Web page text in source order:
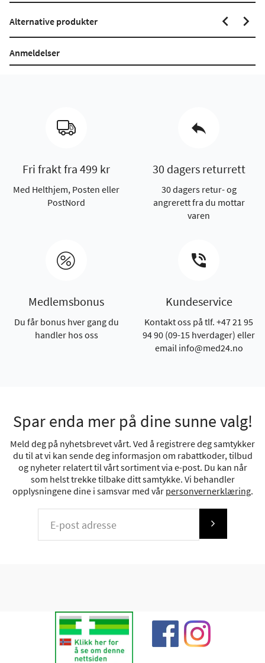
Alternative produkter
Anmeldelser
Fri frakt fra 499 kr
Med Helthjem, Posten eller
PostNord
30 dagers returrett
30 dagers retur- og
angrerett fra du mottar
varen
Medlemsbonus
Du får bonus hver gang du
handler hos oss
Kundeservice
Kontakt oss på tlf. +47 21 95
94 90 (09-15 hverdager) eller
email info@med24.no
Spar enda mer på dine sunne valg!
Meld deg på nyhetsbrevet vårt. Ved å registrere deg samtykker
du til at vi kan sende deg informasjon om rabattkoder, tilbud
og nyheter relatert til vårt sortiment via e-post. Du kan når
som helst trekke tilbake ditt samtykke. Vi behandler
opplysningene dine i samsvar med vår personvernerklæring.